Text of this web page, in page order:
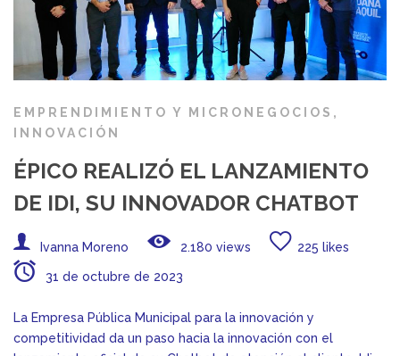
EMPRENDIMIENTO Y MICRONEGOCIOS ,
INNOVACIÓN
ÉPICO REALIZÓ EL LANZAMIENTO
DE IDI, SU INNOVADOR CHATBOT
Ivanna Moreno 2.180 views 225 likes
31 de octubre de 2023
La Empresa Pública Municipal para la innovación y
competitividad da un paso hacia la innovación con el